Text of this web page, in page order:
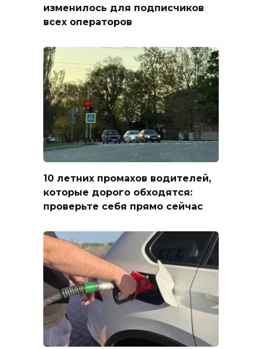
изменилось для подписчиков
всех операторов
10 летних промахов водителей,
которые дорого обходятся:
проверьте себя прямо сейчас